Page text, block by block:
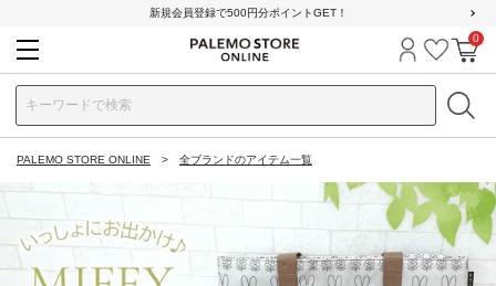
新規会員登録で500円分ポイントGET！
ログイン
お気に
カ
0
PALEMO STORE ONLINE 全ブランドのアイテム一覧